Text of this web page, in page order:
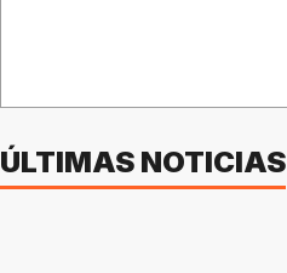
ÚLTIMAS NOTICIAS